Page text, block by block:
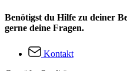
Benötigst du Hilfe zu deiner
gerne deine Fragen.
Kontakt